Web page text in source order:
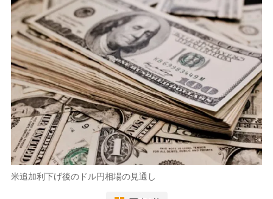
米追加利下げ後のドル円相場の見通し